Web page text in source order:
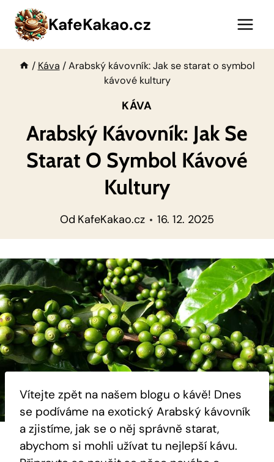
Přeskočit
obsah
KafeKakao.cz
/ Káva / Arabský kávovník: Jak se starat o symbol
kávové kultury
KÁVA
Arabský Kávovník: Jak Se
Starat O Symbol Kávové
Kultury
Od KafeKakao.cz 16. 12. 2025
Vítejte zpět na našem blogu o kávě! Dnes
se podíváme na exotický Arabský kávovník
a zjistíme, jak se o něj správně starat,
abychom si mohli užívat tu nejlepší kávu.